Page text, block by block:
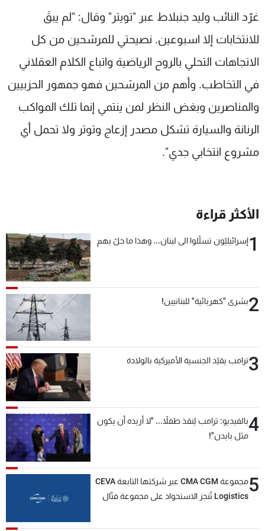
غرّد النائب وليد جنبلاط عبر "تويتر" وقال: "لم يبقَ
للانتخابات إلا اسبوعين. نصيحتي للمرشحين من كل
الاتجاهات التحلي بالروح الرياضية واتباع الكلام العقلاني
في التخاطب. وأهم من المرشحين فهو جمهور الحزبيين
والمناصرين وبغض النظر لمن ينتمي إنما تلك المواكب
الرنانة والسيارة تشكل مصدر إزعاج وتوتر ولا تحمل أي
مشروع انتخابي جدي".
الأكثر قراءة
1إسرائيليّون تسلّلوا الى لبنان... وهذا ما حلّ بهم
2بشرى "كهربائية" للبنانيين!
3ترامب يقيّد الجنسية الأميركية بالولادة
4بالفيديو: ترامب يُنقذ طفلاً... "لا أريده أن يكون
مثل بايدن"!
5
مجموعة CMA CGM عبر شركتها التابعة CEVA
Logistics تُنجز الاستحواذ على مجموعة فتّال
شاهد البرامج
عن MTV
الإنـتـاج
لاعلاناتكم
وظائف
تواصل معنا
شروط الإسـتخدام
سياسة الخصوصية